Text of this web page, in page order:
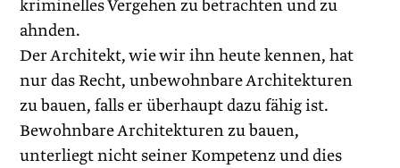
kriminelles Vergehen zu betrachten und zu
ahnden.
Der Architekt, wie wir ihn heute kennen, hat
nur das Recht, unbewohnbare Architekturen
zu bauen, falls er überhaupt dazu fähig ist.
Bewohnbare Architekturen zu bauen,
unterliegt nicht seiner Kompetenz und dies